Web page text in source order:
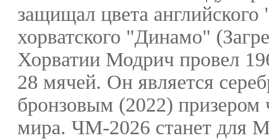
защищал цвета
хорватского "Динамо"
Хорватии Модрич провел
28 мячей. Он является
бронзовым (2022) призером
мира. ЧМ-2026 станет для